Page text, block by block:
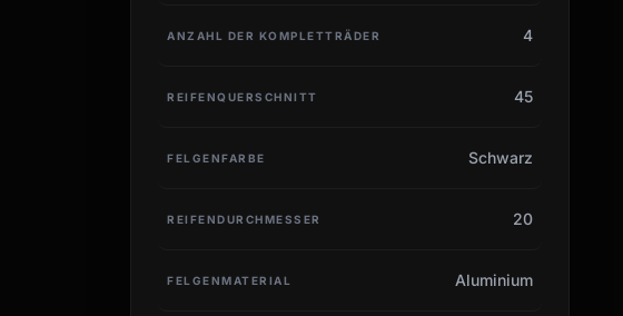
ANZAHL DER KOMPLETTRÄDER 4
REIFENQUERSCHNITT 45
FELGENFARBE Schwarz
REIFENDURCHMESSER 20
FELGENMATERIAL Aluminium